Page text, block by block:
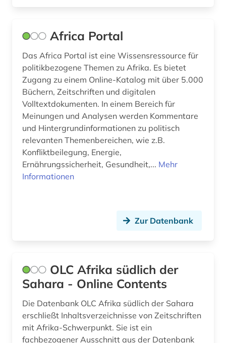
iranistik (3)
islam (9)
islamische architektur (2)
islamische kunst (2)
islamwissenschaft (1)
islamwissenschaften (2)
israelisch-arabischer konflikt (1)
italien (1)
judentum (3)
kanada (1)
karibik (1)
karte (1)
katalog (2)
Africa Portal
Das Africa Portal ist eine Wissensressource für
politikbezogene Themen zu Afrika. Es bietet
Zugang zu einem Online-Katalog mit über 5.000
Büchern, Zeitschriften und digitalen
Volltextdokumenten. In einem Bereich für
Meinungen und Analysen werden Kommentare
und Hintergrundinformationen zu politisch
relevanten Themenbereichen, wie z.B.
Konfliktbeilegung, Energie,
Ernährungssicherheit, Gesundheit,... Mehr
Informationen
Zur Datenbank
OLC Afrika südlich der
Sahara - Online Contents
Die Datenbank OLC Afrika südlich der Sahara
erschließt Inhaltsverzeichnisse von Zeitschriften
mit Afrika-Schwerpunkt. Sie ist ein
fachbezogener Ausschnitt aus der Datenbank